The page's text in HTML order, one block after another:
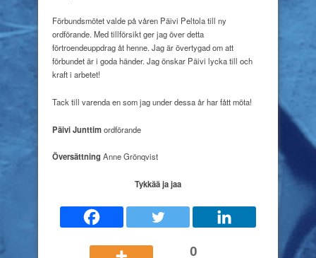
Förbundsmötet valde på våren Päivi Peltola till ny
ordförande. Med tillförsikt ger jag över detta
förtroendeuppdrag åt henne. Jag är övertygad om att
förbundet är i goda händer. Jag önskar Päivi lycka till och
kraft i arbetet!
Tack till varenda en som jag under dessa år har fått möta!
Päivi Junttimordförande
Översättning Anne Grönqvist
Tykkää ja jaa
0